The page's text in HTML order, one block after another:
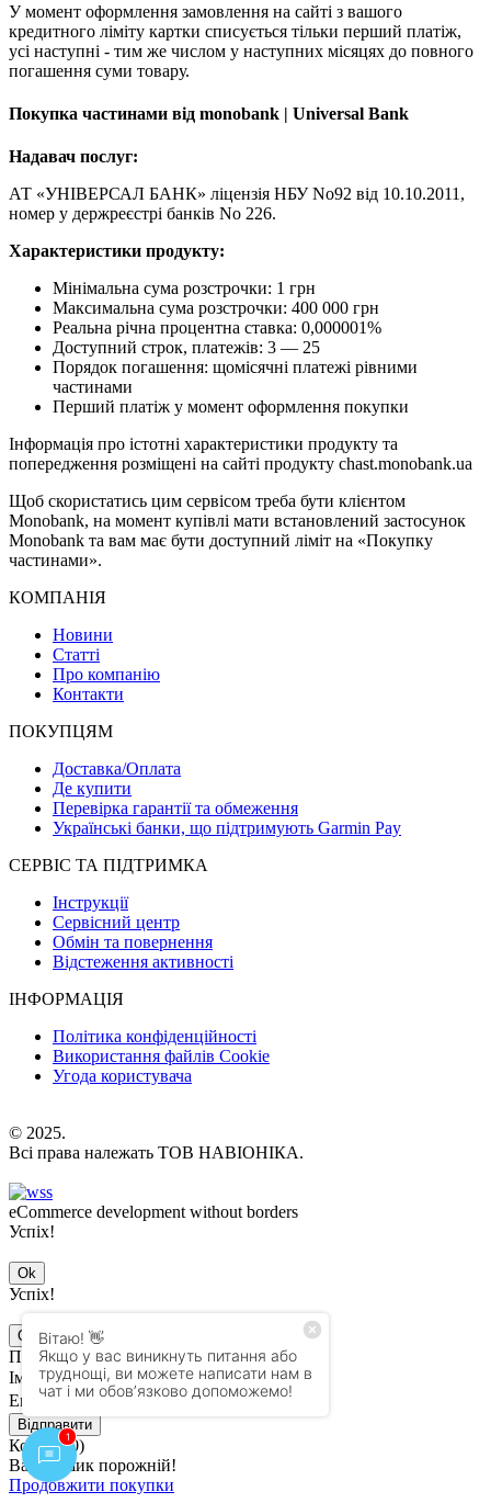
У момент оформлення замовлення на сайті з вашого
кредитного ліміту картки списується тільки перший платіж,
усі наступні - тим же числом у наступних місяцях до повного
погашення суми товару.
Покупка частинами від monobank | Universal Bank
Надавач послуг:
АТ «УНІВЕРСАЛ БАНК» ліцензія НБУ No92 від 10.10.2011,
номер у держреєстрі банків No 226.
Характеристики продукту:
Мінімальна сума розстрочки: 1 грн
Максимальна сума розстрочки: 400 000 грн
Реальна річна процентна ставка: 0,000001%
Доступний строк, платежів: 3 — 25
Порядок погашення: щомісячні платежі рівними
частинами
Перший платіж у момент оформлення покупки
Інформація про істотні характеристики продукту та
попередження розміщені на сайті продукту chast.monobank.ua
Щоб скористатись цим сервісом треба бути клієнтом
Monobank, на момент купівлі мати встановлений застосунок
Monobank та вам має бути доступний ліміт на «Покупку
частинами».
КОМПАНІЯ
Новини
Статті
Про компанію
Контакти
ПОКУПЦЯМ
Доставка/Оплата
Де купити
Перевірка гарантії та обмеження
Українські банки, що підтримують Garmin Pay
СЕРВІС ТА ПІДТРИМКА
Інструкції
Сервісний центр
Обмін та повернення
Відстеження активності
ІНФОРМАЦІЯ
Політика конфіденційності
Використання файлів Cookie
Угода користувача
© 2025.
Всі права належать ТОВ НАВІОНІКА.
eCommerce development without borders
Успіх!
Ok
Успіх!
Ok
Підписатись на оновлення
Ім'я
Email
Відправити
Кошик (0)
Ваш кошик порожній!
Продовжити покупки